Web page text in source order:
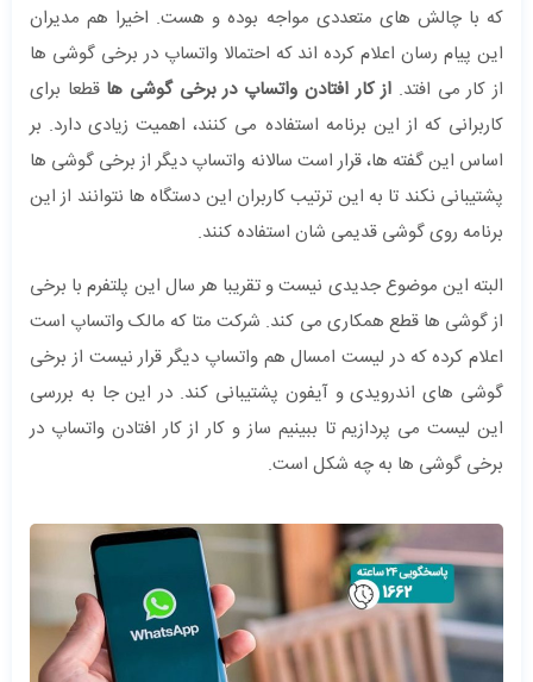
که با چالش های متعددی مواجه بوده و هست. اخیرا هم مدیران
این پیام رسان اعلام کرده اند که احتمالا واتساپ در برخی گوشی ها
از کار می افتد. از کار افتادن واتساپ در برخی گوشی ها قطعا برای
کاربرانی که از این برنامه استفاده می کنند، اهمیت زیادی دارد. بر
اساس این گفته ها، قرار است سالانه واتساپ دیگر از برخی گوشی ها
پشتیبانی نکند تا به این ترتیب کاربران این دستگاه ها نتوانند از این
برنامه روی گوشی قدیمی شان استفاده کنند.
البته این موضوع جدیدی نیست و تقریبا هر سال این پلتفرم با برخی
از گوشی ها قطع همکاری می کند. شرکت متا که مالک واتساپ است
اعلام کرده که در لیست امسال هم واتساپ دیگر قرار نیست از برخی
گوشی های اندرویدی و آیفون پشتیبانی کند. در این جا به بررسی
این لیست می پردازیم تا ببینیم ساز و کار از کار افتادن واتساپ در
برخی گوشی ها به چه شکل است.